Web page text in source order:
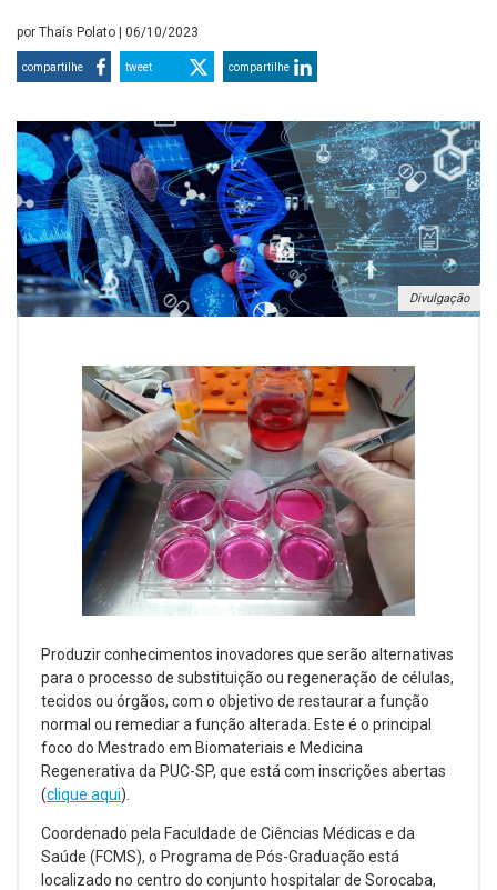
por Thaís Polato | 06/10/2023
compartilhe tweet compartilhe
Divulgação
Produzir conhecimentos inovadores que serão alternativas
para o processo de substituição ou regeneração de células,
tecidos ou órgãos, com o objetivo de restaurar a função
normal ou remediar a função alterada. Este é o principal
foco do Mestrado em Biomateriais e Medicina
Regenerativa da PUC-SP, que está com inscrições abertas
(clique aqui).
Coordenado pela Faculdade de Ciências Médicas e da
Saúde (FCMS), o Programa de Pós-Graduação está
localizado no centro do conjunto hospitalar de Sorocaba,